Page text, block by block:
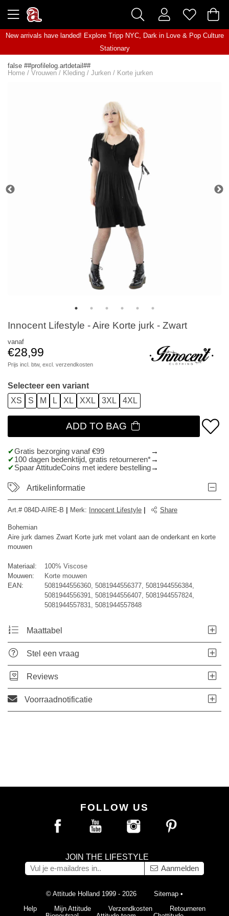
New arrivals have landed! Explore Tripp NYC, Dark in Love& Pop Culture
Stationary
false ##profilelog.artdetail##
Home / Vrouwen / Kleding / Jurken / Korte jurken
Innocent Lifestyle - Aire Korte jurk - Zwart
vanaf
€28,99
Prijs incl. btw, excl. verzendkosten
Selecteer een variant
XS
S M L XL XXL 3XL 4XL
ADD TO BAG
Gratis bezorging vanaf €99
100 dagen bedenktijd, gratis retourneren*
Spaar AttitudeCoins met iedere bestelling
Artikelinformatie
Art.# 084D-AIRE-B Merk: Innocent Lifestyle Share
Bohemian
Aire jurk dames Zwart Korte jurk met volant aan de onderkant en korte
mouwen
Materiaal:
100% Viscose
Mouwen:
Korte mouwen
EAN:
5081944556360, 5081944556377, 5081944556384,
5081944556391, 5081944556407, 5081944557824,
5081944557831, 5081944557848
Maattabel
Stel een vraag
Reviews
Voorraadnotificatie
FOLLOW US
JOIN THE LIFESTYLE
Aanmelden
© Attitude Holland 1999 - 2026 Sitemap •
Help
Mijn Attitude Verzendkosten
Retourneren